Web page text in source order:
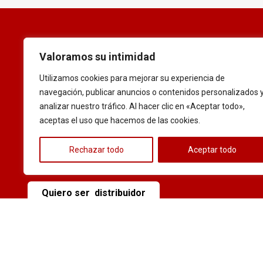
Valoramos su intimidad
Utilizamos cookies para mejorar su experiencia de
navegación, publicar anuncios o contenidos personalizados
analizar nuestro tráfico. Al hacer clic en «Aceptar todo»,
aceptas el uso que hacemos de las cookies.
Rechazar todo Aceptar todo
Sé parte de
FLEXWHEELS
nuestras llantas certificadas.
Contáctanos y
conviértete en distribuidor exclusivo.
Quiero ser distribuidor